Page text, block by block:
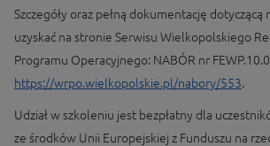
Szczegóły oraz pełną dokumentację dotyczącą
uzyskać na stronie Serwisu Wielkopolskiego
Programu Operacyjnego: NABÓR nr
https://wrpo.wielkopolskie.pl/nabory/553.
Udział w szkoleniu jest bezpłatny dla
ze środków Unii Europejskiej z Funduszu na